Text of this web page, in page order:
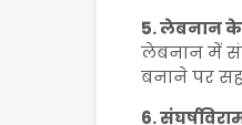
5. लेबनान के
लेबनान में
बनाने पर
6.